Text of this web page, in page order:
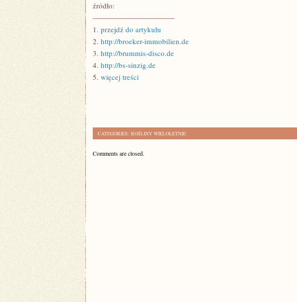
źródło:
———————————
1. przejdź do artykułu
2. http://broeker-immobilien.de
3. http://brummis-disco.de
4. http://bs-sinzig.de
5. więcej treści
CATEGORIES: ROŚLINY WIELOLETNIE
Comments are closed.